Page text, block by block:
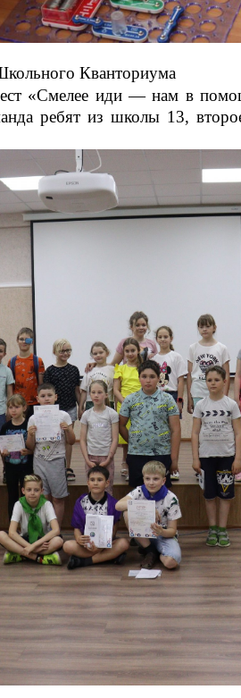
Кванториума
«Смелее иди — нам в
ребят из школы 13,